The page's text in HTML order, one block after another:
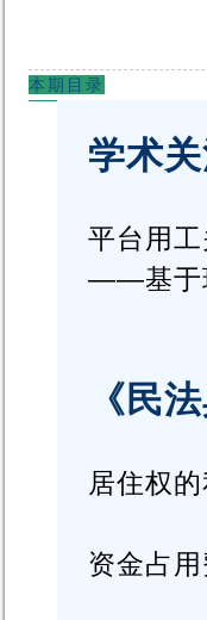
本期目录
学术
平台用
——基于
《民
居住权
资金占